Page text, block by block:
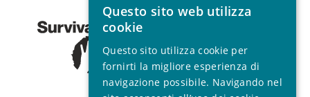
Registro Persone
1521 Registered
charity no. 267444 ©
2001 - 2026
ENGLISH
SPANISH
FRENCH
Questo sito web utilizza
cookie
Questo sito utilizza cookie per
fornirti la migliore esperienza di
navigazione possibile. Navigando nel